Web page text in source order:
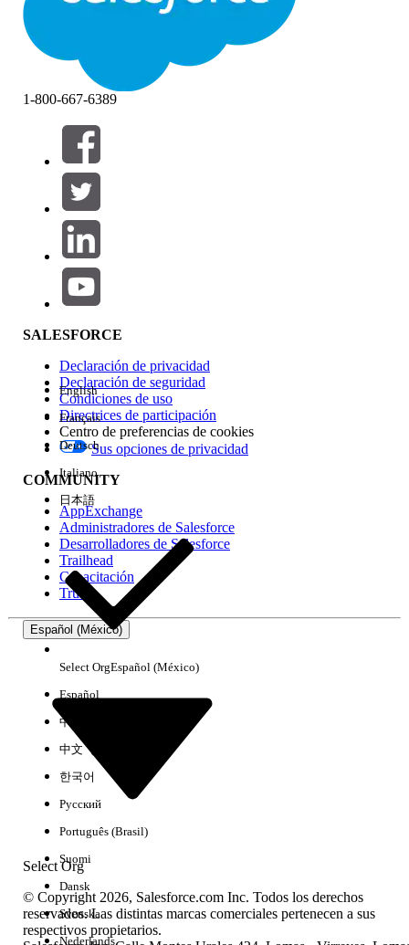
Filtros (0)
SELECCIONAR FILTROS
Área de productos
Repercusión de función
Edición
Experiencia
No hay resultados
1-800-667-6389
SALESFORCE
Declaración de privacidad
Declaración de seguridad
Condiciones de uso
Directrices de participación
Centro de preferencias de cookies
Sus opciones de privacidad
COMMUNITY
AppExchange
Administradores de Salesforce
Desarrolladores de Salesforce
Trailhead
Capacitación
Trust
Español (México)
Select Org
English
Français
Deutsch
Italiano
日本語
Select OrgEspañol (México)
Español
中文（简体）
中文（繁體）
한국어
Русский
Português (Brasil)
Suomi
Dansk
Svenska
Nederlands
© Copyright 2026, Salesforce.com Inc. Todos los derechos
reservados. Las distintas marcas comerciales pertenecen a sus
respectivos propietarios.